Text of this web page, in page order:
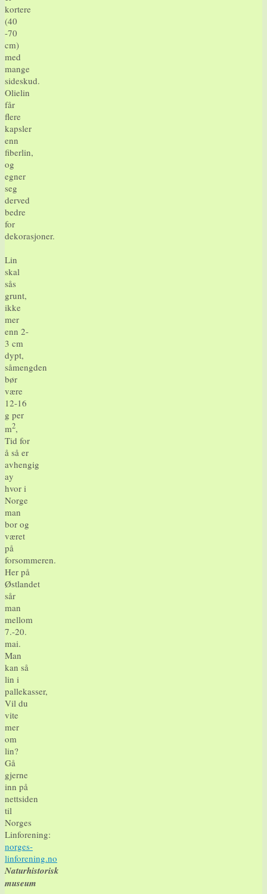
kortere
(40
-70
cm)
med
mange
sideskud.
Olielin
får
flere
kapsler
enn
fiberlin,
og
egner
seg
derved
bedre
for
dekorasjoner.
Lin
skal
sås
grunt,
ikke
mer
enn 2-
3 cm
dypt,
såmengden
bør
være
12-16
g per
m2,
Tid for
å så er
avhengig
ay
hvor i
Norge
man
bor og
været
på
forsommeren.
Her på
Østlandet
sår
man
mellom
7.-20.
mai.
Man
kan så
lin i
pallekasser,
Vil du
vite
mer
om
lin?
Gå
gjerne
inn på
nettsiden
til
Norges
Linforening:
norges-
linforening.no
Naturhistorisk
museum